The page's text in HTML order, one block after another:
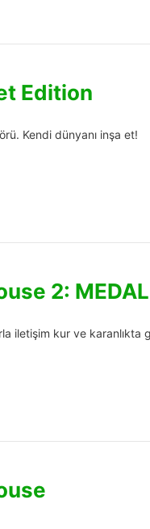
Edition
Kendi dünyanı inşa et!
2: MEDAL
iletişim kur ve karanlıkta